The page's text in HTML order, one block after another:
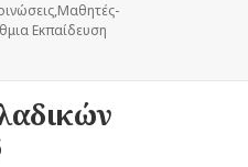
,Μαθητές-
Εκπαίδευση